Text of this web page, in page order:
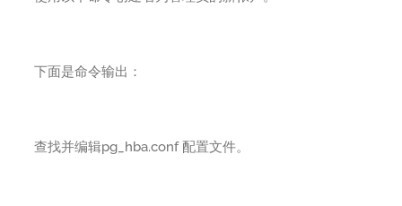
下面是命令输出：
查找并编辑pg_hba.conf 配置文件。